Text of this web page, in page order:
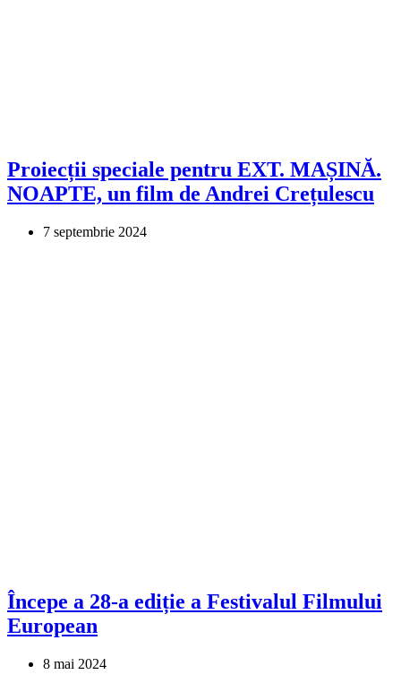
Proiecții speciale pentru EXT. MAȘINĂ.
NOAPTE, un film de Andrei Crețulescu
7 septembrie 2024
Începe a 28-a ediție a Festivalul Filmului
European
8 mai 2024